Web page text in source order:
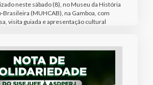
neste sábado (8), no Museu da História
Brasileira (MUHCAB), na Gamboa, com
visita guiada e apresentação cultural